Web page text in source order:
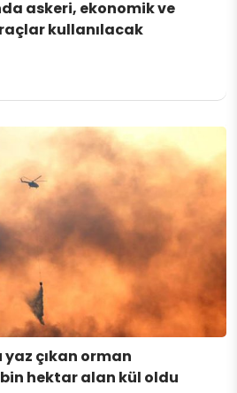
askeri, ekonomik ve
kullanılacak
çıkan orman
hektar alan kül oldu